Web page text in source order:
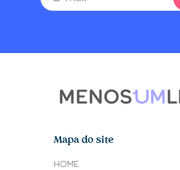
Mapa do site
HOME